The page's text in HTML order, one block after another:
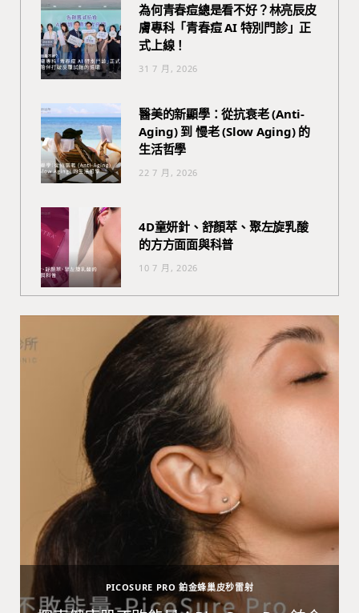
為何青春痘總是看不好？林亮辰皮
膚專科「青春痘 AI 特別門診」正
式上線！
31 7 月, 2026
醫美的新顯學：從抗衰老 (Anti-
Aging) 到 慢老 (Slow Aging) 的
生活哲學
22 7 月, 2026
4D童妍針、舒顏萃、聚左旋乳酸
的方方面面與科普
10 7 月, 2026
PICOSURE PRO 鉑金蜂巢皮秒雷射